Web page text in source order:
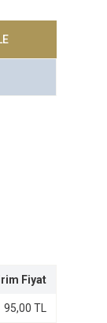
Fiyat
95,00 TL